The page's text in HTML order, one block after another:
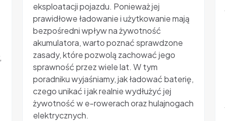
eksploatacji pojazdu. Ponieważ jej
prawidłowe ładowanie i użytkowanie mają
bezpośredni wpływ na żywotność
akumulatora, warto poznać sprawdzone
zasady, które pozwolą zachować jego
sprawność przez wiele lat. W tym
poradniku wyjaśniamy, jak ładować baterię,
czego unikać i jak realnie wydłużyć jej
żywotność w e-rowerach oraz hulajnogach
elektrycznych.